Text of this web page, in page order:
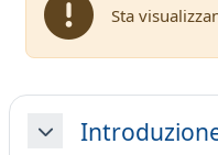
Sta
Schema della
Minimizza